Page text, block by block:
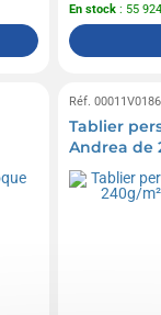
En stock: 55
Réf.
Tablier
Andrea de
réglable au